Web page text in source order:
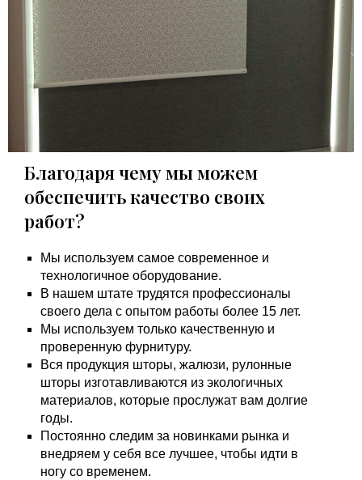
Благодаря чему мы можем
обеспечить качество своих
работ?
Мы используем самое современное и
технологичное оборудование.
В нашем штате трудятся профессионалы
своего дела с опытом работы более 15 лет.
Мы используем только качественную и
проверенную фурнитуру.
Вся продукция шторы, жалюзи, рулонные
шторы изготавливаются из экологичных
материалов, которые прослужат вам долгие
годы.
Постоянно следим за новинками рынка и
внедряем у себя все лучшее, чтобы идти в
ногу со временем.